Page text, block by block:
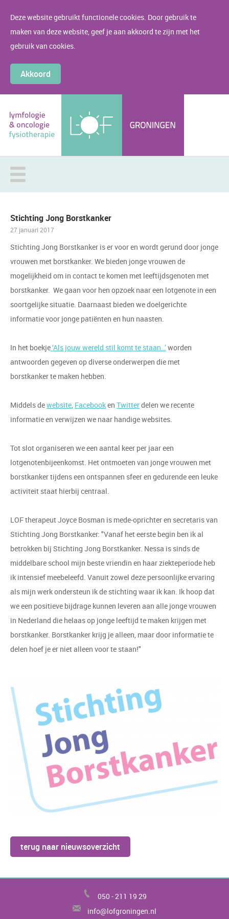
Deze website gebruikt functionele cookies. Door gebruik te
maken van deze website, geef je aan akkoord te zijn met het
gebruik van cookies.
Akkoord
Stichting Jong Borstkanker
27 januari 2017
Stichting Jong Borstkanker is er voor en wordt gerund door jonge
vrouwen met borstkanker. We bieden jonge vrouwen de
mogelijkheid om in contact te komen met leeftijdsgenoten met
borstkanker. We gaan voor hen opzoek naar een lotgenote in een
soortgelijke situatie. Daarnaast bieden we doelgerichte
informatie voor jonge patiënten en hun naasten.
In het boekje‘Als jouw wereld stil komt te staan…’worden
antwoorden gegeven op diverse onderwerpen die met
borstkanker te maken hebben.
Middels dewebsite, Facebooken Twitterdelen we recente
informatie en verwijzen we naar handige websites.
Tot slot organiseren we een aantal keer per jaar een
lotgenotenbijeenkomst. Het ontmoeten van jonge vrouwen met
borstkanker tijdens een ontspannen sfeer en gedurende een leuke
activiteit staat hierbij centraal.
LOF therapeut Joyce Bosman is mede-oprichter en secretaris van
Stichting Jong Borstkanker: "Vanaf het eerste begin ben ik al
betrokken bij Stichting Jong Borstkanker. Nessa is sinds de
middelbare school mijn beste vriendin en haar ziekteperiode heb
ik intensief meebeleefd. Vanuit zowel deze persoonlijke ervaring
als mijn werk ondersteun ik de stichting waar ik kan. Ik hoop dat
we een positieve bijdrage kunnen leveren aan alle jonge vrouwen
in Nederland die helaas op jonge leeftijd te maken krijgen met
borstkanker. Borstkanker krijg je alleen, maar door informatie te
delen hoef je er niet alleen voor te staan!"
terug naar nieuwsoverzicht
050 -211 19 29
info@lofgroningen.nl